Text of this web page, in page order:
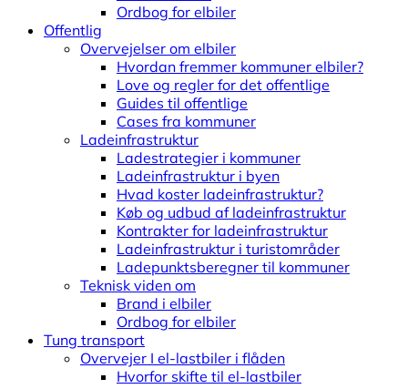
Ordbog for elbiler
Offentlig
Overvejelser om elbiler
Hvordan fremmer kommuner elbiler?
Love og regler for det offentlige
Guides til offentlige
Cases fra kommuner
Ladeinfrastruktur
Ladestrategier i kommuner
Ladeinfrastruktur i byen
Hvad koster ladeinfrastruktur?
Køb og udbud af ladeinfrastruktur
Kontrakter for ladeinfrastruktur
Ladeinfrastruktur i turistområder
Ladepunktsberegner til kommuner
Teknisk viden om
Brand i elbiler
Ordbog for elbiler
Tung transport
Overvejer I el-lastbiler i flåden
Hvorfor skifte til el-lastbiler